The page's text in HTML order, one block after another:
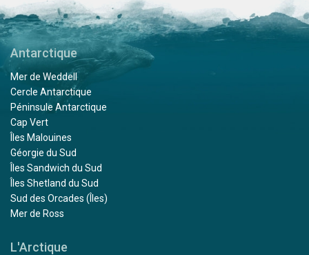
Antarctique
Mer de Weddell
Cercle Antarctique
Péninsule Antarctique
Cap Vert
Îles Malouines
Géorgie du Sud
Îles Sandwich du Sud
Îles Shetland du Sud
Sud des Orcades (Îles)
Mer de Ross
L'Arctique